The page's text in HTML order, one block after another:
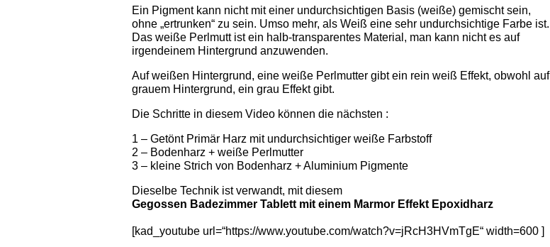
Ein Pigment kann nicht mit einer undurchsichtigen Basis (weiße) gemischt sein,
ohne „ertrunken“ zu sein. Umso mehr, als Weiß eine sehr undurchsichtige Farbe ist.
Das weiße Perlmutt ist ein halb-transparentes Material, man kann nicht es auf
irgendeinem Hintergrund anzuwenden.
Auf weißen Hintergrund, eine weiße Perlmutter gibt ein rein weiß Effekt, obwohl auf
grauem Hintergrund, ein grau Effekt gibt.
Die Schritte in diesem Video können die nächsten :
1 – Getönt Primär Harz mit undurchsichtiger weiße Farbstoff
2 – Bodenharz + weiße Perlmutter
3 – kleine Strich von Bodenharz + Aluminium Pigmente
Dieselbe Technik ist verwandt, mit diesem
Gegossen Badezimmer Tablett mit einem Marmor Effekt Epoxidharz
[kad_youtube url=“https://www.youtube.com/watch?v=jRcH3HVmTgE“ width=600 ]